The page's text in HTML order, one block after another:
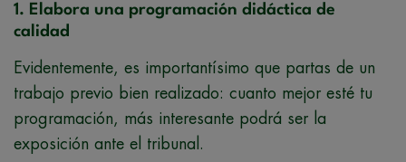
1. Elabora una programación didáctica de
calidad
Evidentemente, es importantísimo que partas de un
trabajo previo bien realizado: cuanto mejor esté tu
programación, más interesante podrá ser la
exposición ante el tribunal.